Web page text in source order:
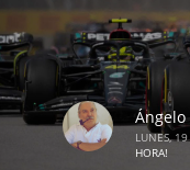
LUNES,
HORA!